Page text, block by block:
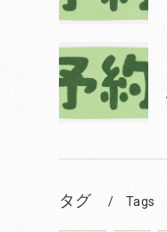
タグ Tags